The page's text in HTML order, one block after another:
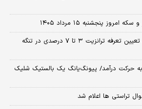
پنجشنبه ۱۵ مرداد ۱۴۰۵
رویترز: ایران و عمان برای تعیین تعرفه ترانزیت ۳ تا ۷ درصدی در تنگه
حرکت درآمد/ پیونگ‌یانگ یک بالستیک شلیک
تراستی ها اعلام شد